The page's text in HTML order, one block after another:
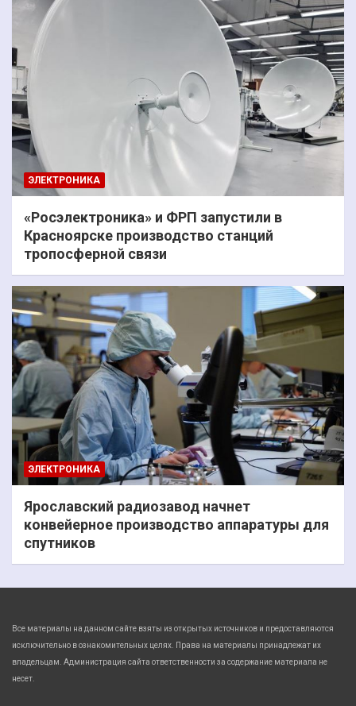
ЭЛЕКТРОНИКА
«Росэлектроника» и ФРП запустили в
Красноярске производство станций
тропосферной связи
ЭЛЕКТРОНИКА
Ярославский радиозавод начнет
конвейерное производство аппаратуры для
спутников
Все материалы на данном сайте взяты из открытых источников и предоставляются
исключительно в ознакомительных целях. Права на материалы принадлежат их
владельцам. Администрация сайта ответственности за содержание материала не
несет.